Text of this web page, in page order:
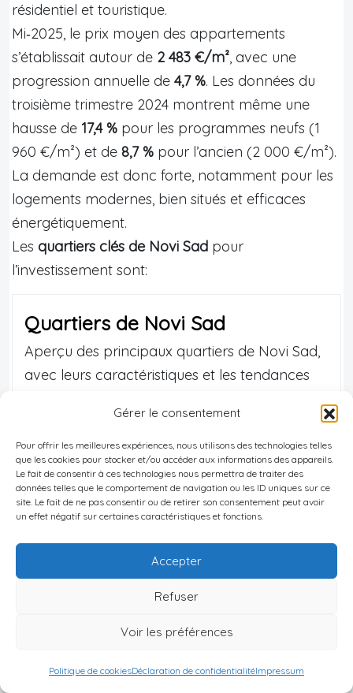
Gérer le consentement
Pour offrir les meilleures expériences, nous utilisons des technologies telles
que les cookies pour stocker et/ou accéder aux informations des appareils.
Le fait de consentir à ces technologies nous permettra de traiter des
données telles que le comportement de navigation ou les ID uniques sur ce
site. Le fait de ne pas consentir ou de retirer son consentement peut avoir
un effet négatif sur certaines caractéristiques et fonctions.
Accepter
Refuser
Voir les préférences
Politique de cookiesDéclaration de confidentialitéImpressum
résidentiel et touristique.
Mi‑2025, le prix moyen des appartements
s’établissait autour de 2 483 €/m², avec une
progression annuelle de 4,7 %. Les données du
troisième trimestre 2024 montrent même une
hausse de 17,4 % pour les programmes neufs (1
960 €/m²) et de 8,7 % pour l’ancien (2 000 €/m²).
La demande est donc forte, notamment pour les
logements modernes, bien situés et efficaces
énergétiquement.
Les quartiers clés de Novi Sad pour
l’investissement sont:
Quartiers de Novi Sad
Aperçu des principaux quartiers de Novi Sad,
avec leurs caractéristiques et les tendances
Stari Grad (Centre historique)
Charme authentique, proximité du Danube
et de la forteresse de Petrovaradin. Prix
pouvant atteindre 3 000–4 000 €/m² dans
Zone riveraine appréciée pour son cadre